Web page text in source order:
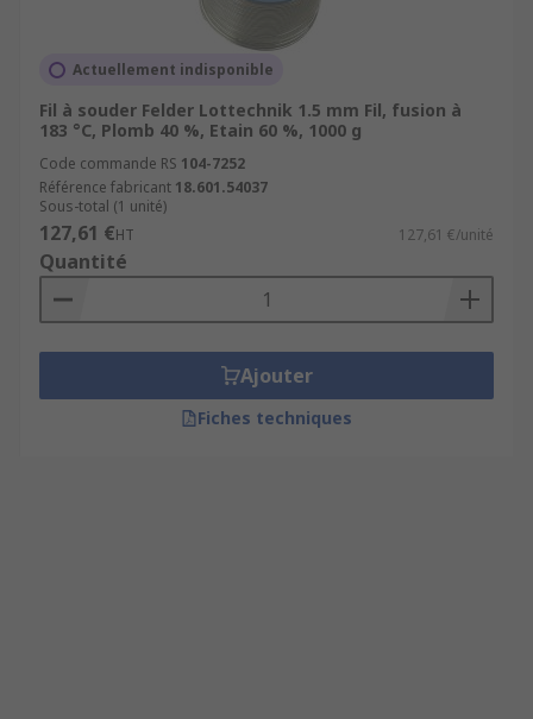
Actuellement indisponible
Fil à souder Felder Lottechnik 1.5 mm Fil, fusion à
183 °C, Plomb 40 %, Etain 60 %, 1000 g
Code commande RS 104-7252
Référence fabricant 18.601.54037
Sous-total (1 unité)
127,61 €HT 127,61 €/unité
Quantité
Ajouter
Fiches techniques